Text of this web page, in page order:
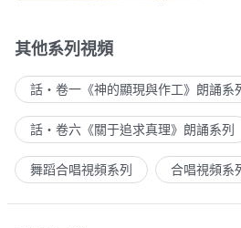
其他系列視頻
話・卷一《神的顯現與作工》朗誦系
話・卷六《關于追求真理》朗誦系列
舞蹈合唱視頻系列 合唱視頻系